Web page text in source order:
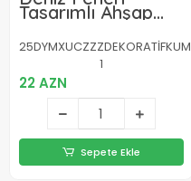
Tasarımlı Ahşap
Kum Saati – Retro
Masa Aksesuarı
Yeni Nesil1
22 AZN
Sepete Ekle